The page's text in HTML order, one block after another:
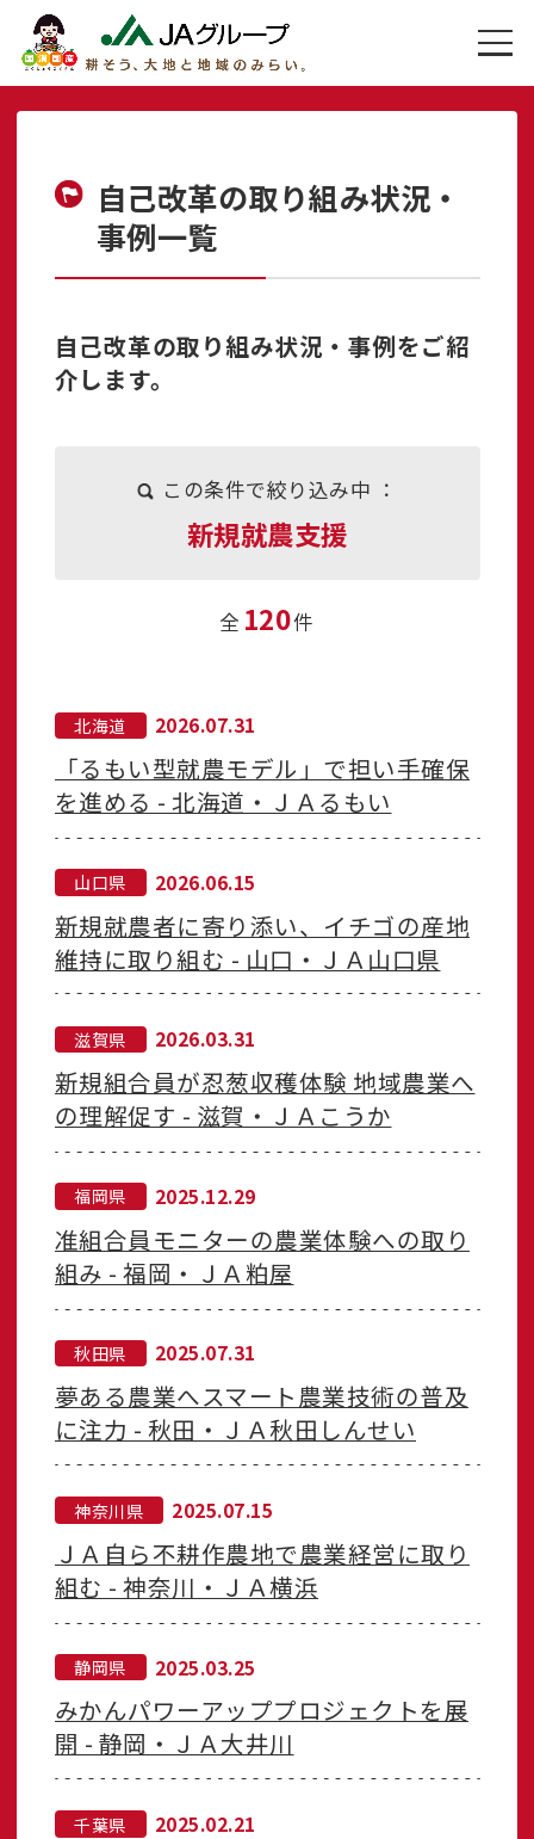
自己改革の取り組み状況・
事例一覧
自己改革の取り組み状況・事例をご紹
介します。
この条件で絞り込み中 ：
新規就農支援
全 120件
北海道 2026.07.31
「るもい型就農モデル」で担い手確保
を進める - 北海道・ＪＡるもい
山口県 2026.06.15
新規就農者に寄り添い、イチゴの産地
維持に取り組む - 山口・ＪＡ山口県
滋賀県 2026.03.31
新規組合員が忍葱収穫体験 地域農業へ
の理解促す - 滋賀・ＪＡこうか
福岡県 2025.12.29
准組合員モニターの農業体験への取り
組み - 福岡・ＪＡ粕屋
秋田県 2025.07.31
夢ある農業へスマート農業技術の普及
に注力 - 秋田・ＪＡ秋田しんせい
神奈川県 2025.07.15
ＪＡ自ら不耕作農地で農業経営に取り
組む - 神奈川・ＪＡ横浜
静岡県 2025.03.25
みかんパワーアッププロジェクトを展
開 - 静岡・ＪＡ大井川
千葉県 2025.02.21